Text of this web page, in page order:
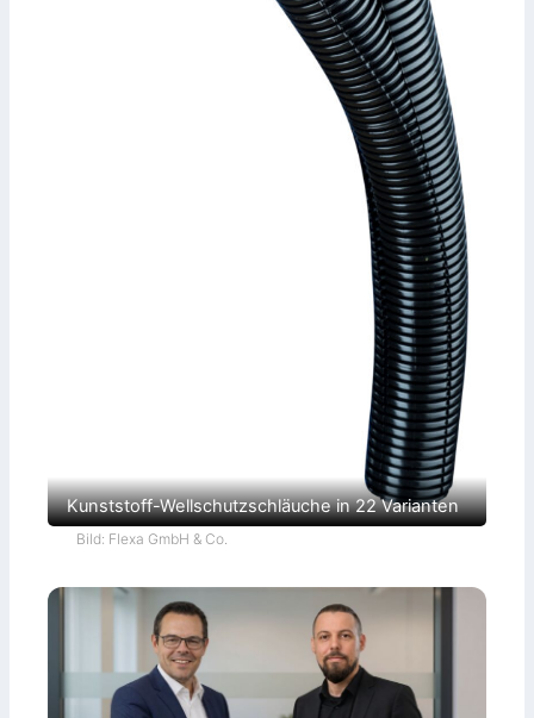
Kunststoff-Wellschutzschläuche in 22 Varianten
Bild: Flexa GmbH & Co.